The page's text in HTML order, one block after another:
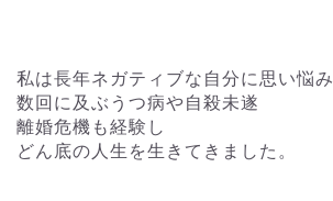
私は長年ネガティブな自分に思い悩み
数回に及ぶうつ病や自殺未遂
離婚危機も経験し
どん底の人生を生きてきました。